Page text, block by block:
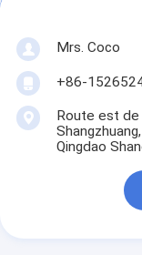
Mrs. Coco
+86-
Route est de
Qingdao